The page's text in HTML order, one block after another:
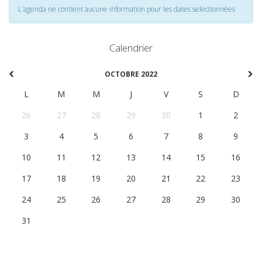
L'agenda ne contient aucune information pour les dates selectionnées
Calendrier
OCTOBRE 2022
L M M J V S
D
26
27 28 29 30 1
2
3
4 5 6 7 8
9
10
11 12 13 14 15
16
17
18 19 20 21 22
23
24
25 26 27 28 29
30
31